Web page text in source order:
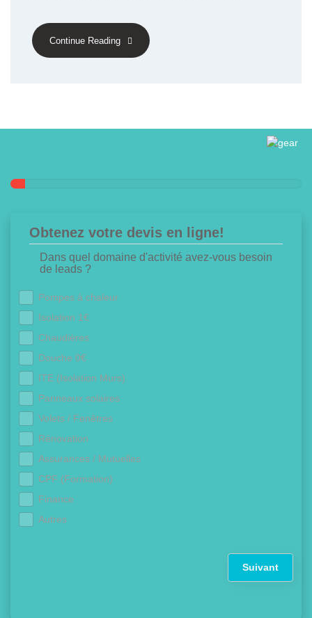
Continue Reading
Obtenez votre devis en ligne!
Dans quel domaine d'activité avez-vous besoin
de leads ?
Pompes à chaleur
Isolation 1€
Chaudières
Douche 0€
ITE (Isolation Murs)
Panneaux solaires
Volets / Fenêtres
Rénovation
Assurances / Mutuelles
CPF (Formation)
Finance
Autres
Suivant